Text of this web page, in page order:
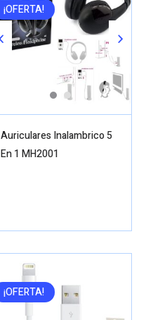
¡OFERTA!
Auriculares Inalambrico 5
En 1 MH2001
¡OFERTA!